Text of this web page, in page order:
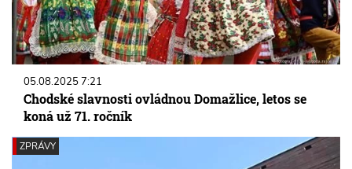
05.08.2025 7:21
Chodské slavnosti ovládnou Domažlice, letos se
koná už 71. ročník
ZPRÁVY